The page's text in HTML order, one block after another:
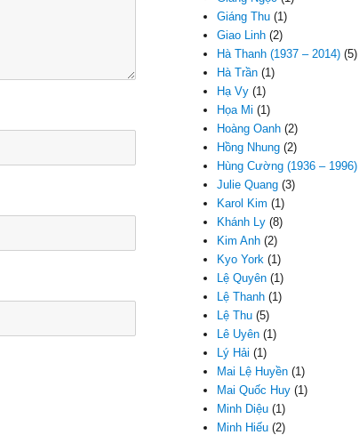
Giáng Thu (1)
Giao Linh (2)
Hà Thanh (1937 – 2014) (5)
Hà Trần (1)
Hạ Vy (1)
Họa Mi (1)
Hoàng Oanh (2)
Hồng Nhung (2)
Hùng Cường (1936 – 1996)
Julie Quang (3)
Karol Kim (1)
Khánh Ly (8)
Kim Anh (2)
Kyo York (1)
Lệ Quyên (1)
Lệ Thanh (1)
Lệ Thu (5)
Lê Uyên (1)
Lý Hải (1)
Mai Lệ Huyền (1)
Mai Quốc Huy (1)
Minh Diệu (1)
Minh Hiếu (2)